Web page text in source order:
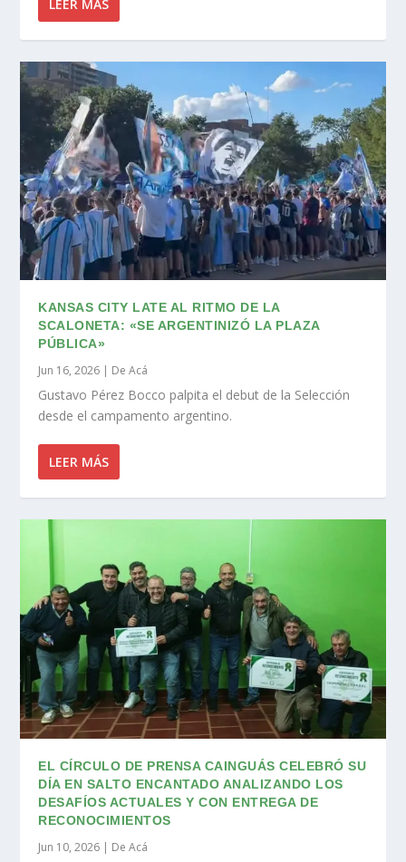
LEER MÁS
KANSAS CITY LATE AL RITMO DE LA
SCALONETA: «SE ARGENTINIZÓ LA PLAZA
PÚBLICA»
Jun 16, 2026 | De Acá
Gustavo Pérez Bocco palpita el debut de la Selección
desde el campamento argentino.
LEER MÁS
EL CÍRCULO DE PRENSA CAINGUÁS CELEBRÓ SU
DÍA EN SALTO ENCANTADO ANALIZANDO LOS
DESAFÍOS ACTUALES Y CON ENTREGA DE
RECONOCIMIENTOS
Jun 10, 2026 | De Acá